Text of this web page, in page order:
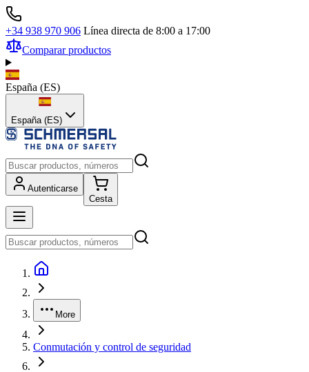
+34 938 970 906 Línea directa de 8:00 a 17:00
Comparar productos
España (ES)
España (ES)
Autenticarse
Cesta
More
Conmutación y control de seguridad